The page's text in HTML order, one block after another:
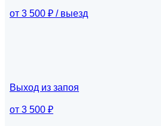
от 3 500 ₽ / выезд
Выход из запоя
от 3 500 ₽